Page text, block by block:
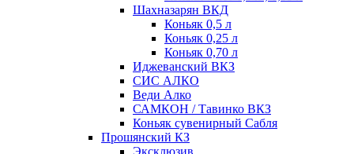
Шахназарян ВКД
Коньяк 0,5 л
Коньяк 0,25 л
Коньяк 0,70 л
Иджеванский ВКЗ
СИС АЛКО
Веди Алко
САМКОН / Тавинко ВКЗ
Коньяк сувенирный Сабля
Прошянский КЗ
Эксклюзив